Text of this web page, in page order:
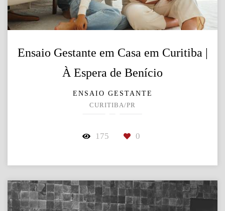
Ensaio Gestante em Casa em Curitiba |
À Espera de Benício
ENSAIO GESTANTE
CURITIBA/PR
175 0